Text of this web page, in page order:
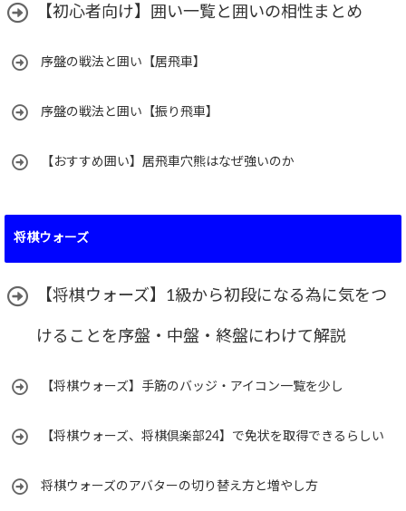
【初心者向け】囲い一覧と囲いの相性まとめ
序盤の戦法と囲い【居飛車】
序盤の戦法と囲い【振り飛車】
【おすすめ囲い】居飛車穴熊はなぜ強いのか
将棋ウォーズ
【将棋ウォーズ】1級から初段になる為に気をつ
けることを序盤・中盤・終盤にわけて解説
【将棋ウォーズ】手筋のバッジ・アイコン一覧を少し
【将棋ウォーズ、将棋倶楽部24】で免状を取得できるらしい
将棋ウォーズのアバターの切り替え方と増やし方